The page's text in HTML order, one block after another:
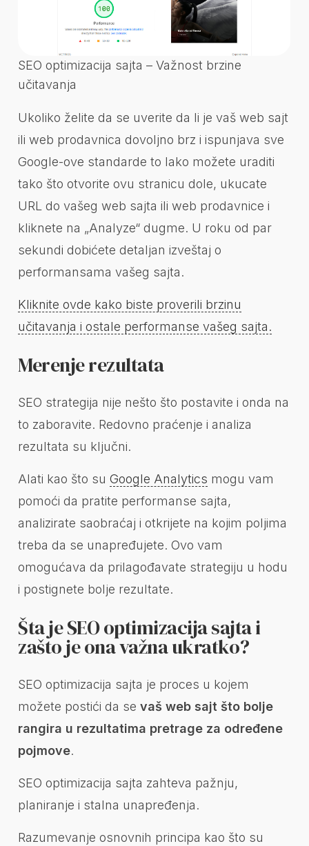
SEO optimizacija sajta – Važnost brzine
učitavanja
Ukoliko želite da se uverite da li je vaš web sajt
ili web prodavnica dovoljno brz i ispunjava sve
Google-ove standarde to lako možete uraditi
tako što otvorite ovu stranicu dole, ukucate
URL do vašeg web sajta ili web prodavnice i
kliknete na „Analyze“ dugme. U roku od par
sekundi dobićete detaljan izveštaj o
performansama vašeg sajta.
Kliknite ovde kako biste proverili brzinu
učitavanja i ostale performanse vašeg sajta.
Merenje rezultata
SEO strategija nije nešto što postavite i onda na
to zaboravite. Redovno praćenje i analiza
rezultata su ključni.
Alati kao što suGoogle Analytics mogu vam
pomoći da pratite performanse sajta,
analizirate saobraćaj i otkrijete na kojim poljima
treba da se unapređujete. Ovo vam
omogućava da prilagođavate strategiju u hodu
i postignete bolje rezultate.
Šta je SEO optimizacija sajta i
zašto je ona važna ukratko?
SEO optimizacija sajta je proces u kojem
možete postići da sevaš web sajt što bolje
rangira u rezultatima pretrage za određene
pojmove.
SEO optimizacija sajta zahteva pažnju,
planiranje i stalna unapređenja.
Razumevanje osnovnih principa kao što su